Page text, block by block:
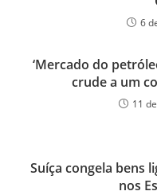
6
‘Mercado do
crude a um
11
Suíça congela bens
nos